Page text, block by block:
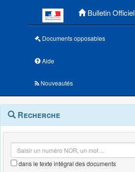
Bulletin Officiel
Documents opposables
Aide
Nouveautés
Navigation
outils
Menu
contextuel
Recherche
dans le texte intégral des documents